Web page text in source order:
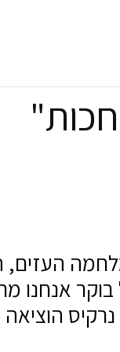
העזים,
בוקר